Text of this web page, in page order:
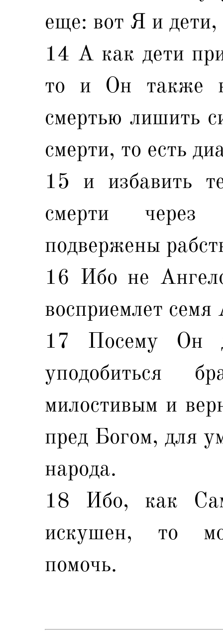
еще: вот Я и
14 А как дети
то и Он также
смертью лишить
смерти, то есть
15 и избавить
смерти
подвержены
16 Ибо не
восприемлет
17 Посему Он
уподобиться
милостивым и
пред Богом, для
народа.
18 Ибо, как
искушен, то
помочь.